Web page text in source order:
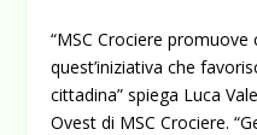
“MSC Crociere
quest’iniziativa che
cittadina” spiega Luca
Ovest di MSC Crociere.